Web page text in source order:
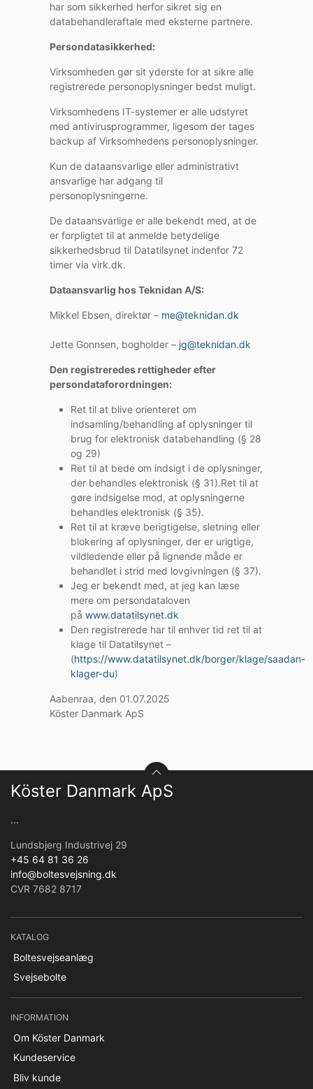
har som sikkerhed herfor sikret sig en
databehandleraftale med eksterne partnere.
Persondatasikkerhed:
Virksomheden gør sit yderste for at sikre alle
registrerede personoplysninger bedst muligt.
Virksomhedens IT-systemer er alle udstyret
med antivirusprogrammer, ligesom der tages
backup af Virksomhedens personoplysninger.
Kun de dataansvarlige eller administrativt
ansvarlige har adgang til
personoplysningerne.
De dataansvarlige er alle bekendt med, at de
er forpligtet til at anmelde betydelige
sikkerhedsbrud til Datatilsynet indenfor 72
timer via virk.dk.
Dataansvarlig hos Teknidan A/S:
Mikkel Ebsen, direktør – me@teknidan.dk
Jette Gonnsen, bogholder – jg@teknidan.dk
Den registreredes rettigheder efter
persondataforordningen:
Ret til at blive orienteret om
indsamling/behandling af oplysninger til
brug for elektronisk databehandling (§ 28
og 29)
Ret til at bede om indsigt i de oplysninger,
der behandles elektronisk (§ 31).Ret til at
gøre indsigelse mod, at oplysningerne
behandles elektronisk (§ 35).
Ret til at kræve berigtigelse, sletning eller
blokering af oplysninger, der er urigtige,
vildledende eller på lignende måde er
behandlet i strid med lovgivningen (§ 37).
Jeg er bekendt med, at jeg kan læse
mere om persondataloven
på www.datatilsynet.dk
Den registrerede har til enhver tid ret til at
klage til Datatilsynet –
(https://www.datatilsynet.dk/borger/klage/saadan-
klager-du)
Aabenraa, den 01.07.2025
Köster Danmark ApS
Köster Danmark ApS
...
Lundsbjerg Industrivej 29
+45 64 81 36 26
info@boltesvejsning.dk
CVR 7682 8717
KATALOG
Boltesvejseanlæg
Svejsebolte
INFORMATION
Om Köster Danmark
Kundeservice
Bliv kunde